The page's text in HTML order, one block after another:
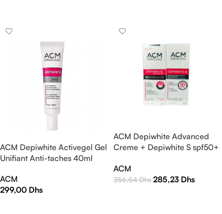
ACM Depiwhite Activegel Gel
Unifiant Anti-taches 40ml
ACM
299,00 Dhs
ACM Depiwhite Advanced
Creme + Depiwhite S spf50+
ACM
356,54Dhs 285,23 Dhs